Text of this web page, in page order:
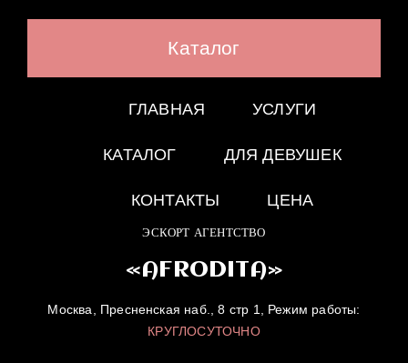
Каталог
ГЛАВНАЯ УСЛУГИ
КАТАЛОГ ДЛЯ ДЕВУШЕК
КОНТАКТЫ ЦЕНА
ЭСКОРТ АГЕНТСТВО
«AFRODITA»
Москва, Пресненская наб., 8 стр 1, Режим работы:
КРУГЛОСУТОЧНО